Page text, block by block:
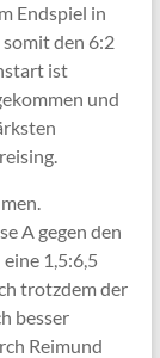
Endspiel in
den 6:2
ist
und
A gegen den
1,5:6,5
trotzdem der
besser
Reimund